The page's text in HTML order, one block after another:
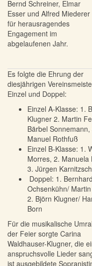
Bernd Schreiner, Elmar
Esser und Alfred Miederer
für herausragendes
Engagement im
abgelaufenen Jahr.
Es folgte die Ehrung der
diesjährigen
Einzel und Doppel:
Einzel A-Klasse: 1.
Klugner 2. Martin
Bärbel Sonnemann,
Manuel Rothfuß
Einzel B-Klasse: 1.
Morres, 2. Manuela
3. Jürgen
Doppel: 1. Bernhard
Ochsenkühn/
2. Björn Klugner/
Born
Für die musikalische
der Feier sorgte Carina
Waldhauser-Klugner, die
anspruchsvolle Lieder
ist ausgebildete